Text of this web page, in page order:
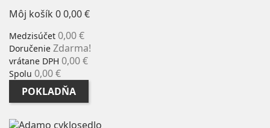
Môj košík 00,00 €
Medzisúčet 0,00 €
Doručenie Zdarma!
vrátane DPH 0,00 €
Spolu 0,00 €
POKLADŇA